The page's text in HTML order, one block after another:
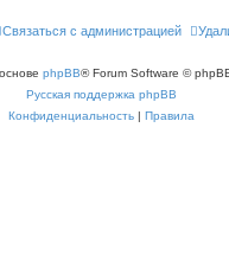
Связаться с администрацией
phpBB® Forum Software ©
Русская поддержка phpBB
Конфиденциальность | Правила